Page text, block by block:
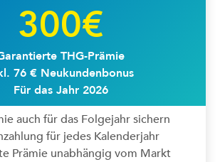
300€
THG-Prämie
76 € Neukundenbonus
Für das Jahr 2026
auch für das Folgejahr sichern
für jedes Kalenderjahr
Prämie unabhängig vom Markt